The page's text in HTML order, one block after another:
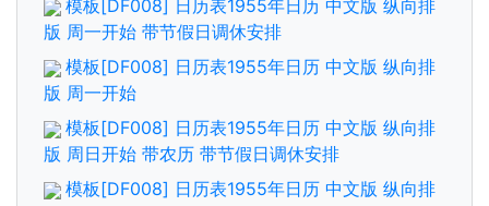
模板[DF008] 日历表1955年日历 中文版 纵向排
版 周一开始 带节假日调休安排
模板[DF008] 日历表1955年日历 中文版 纵向排
版 周一开始
模板[DF008] 日历表1955年日历 中文版 纵向排
版 周日开始 带农历 带节假日调休安排
模板[DF008] 日历表1955年日历 中文版 纵向排